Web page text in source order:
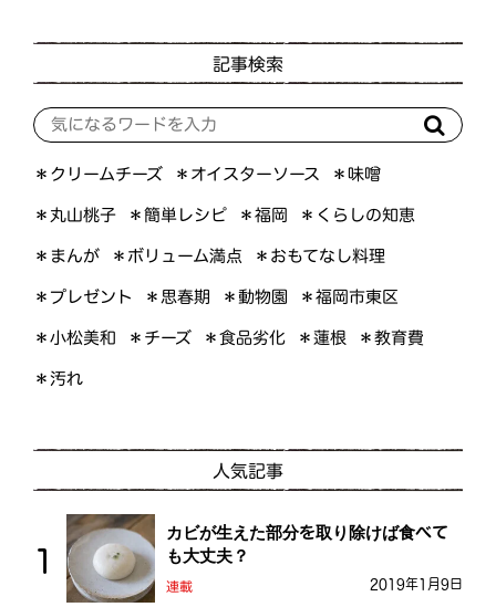
記事検索
＊クリームチーズ ＊オイスターソース ＊味噌
＊丸山桃子 ＊簡単レシピ ＊福岡 ＊くらしの知恵
＊まんが ＊ボリューム満点 ＊おもてなし料理
＊プレゼント ＊思春期 ＊動物園 ＊福岡市東区
＊小松美和 ＊チーズ ＊食品劣化 ＊蓮根 ＊教育費
＊汚れ
人気記事
カビが生えた部分を取り除けば食べて
も大丈夫？
連載 2019年1月9日